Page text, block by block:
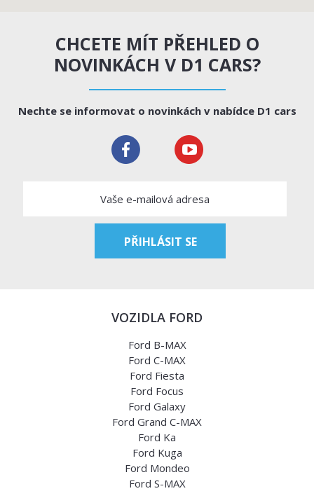
CHCETE MÍT PŘEHLED O
NOVINKÁCH V D1 CARS?
Nechte se informovat o novinkách v nabídce D1 cars
VOZIDLA FORD
Ford B-MAX
Ford C-MAX
Ford Fiesta
Ford Focus
Ford Galaxy
Ford Grand C-MAX
Ford Ka
Ford Kuga
Ford Mondeo
Ford S-MAX